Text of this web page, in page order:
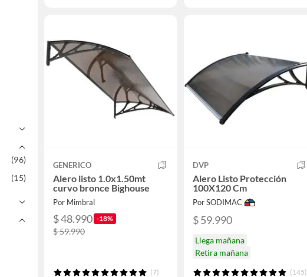
(96)
(15)
GENERICO
Alero listo 1.0x1.50mt
curvo bronce Bighouse
Por Mimbral
$ 48.990 -18%
$ 59.990
(7)
DVP
Alero Listo Protección
100X120 Cm
Por SODIMAC
$ 59.990
Llega mañana
Retira mañana
(145)